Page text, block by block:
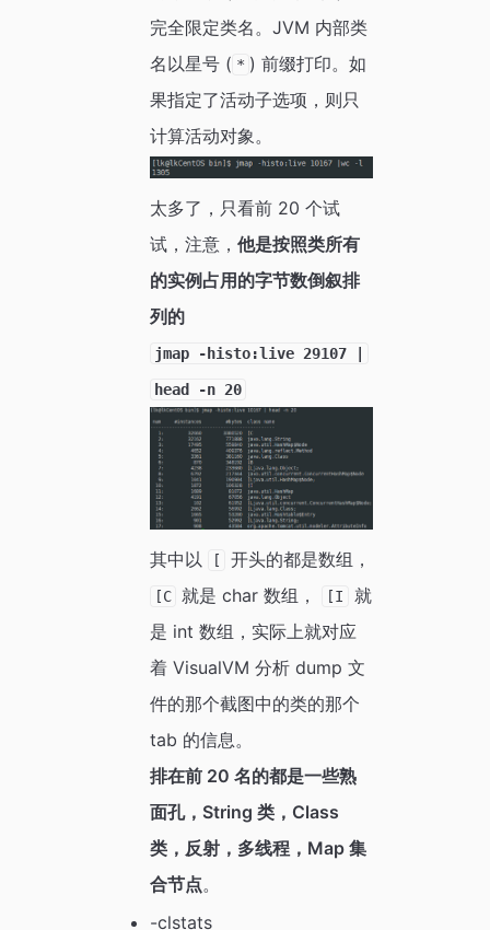
完全限定类名。JVM 内部类
名以星号 ( * ) 前缀打印。如
果指定了活动子选项，则只
计算活动对象。
太多了，只看前 20 个试
试，注意， 他是按照类所有
的实例占用的字节数倒叙排
列的
jmap -histo:live 29107 |
head -n 20
其中以 [ 开头的都是数组，
[C 就是 char 数组， [I
就
是 int 数组，实际上就对应
着 VisualVM 分析 dump 文
件的那个截图中的类的那个
tab 的信息。
排在前 20 名的都是一些熟
面孔，String 类，Class
类，反射，多线程，Map 集
合节点。
-clstats